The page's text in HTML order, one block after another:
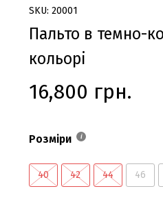
SKU: 20001
Пальто в темно-
кольорі
16,800 грн.
Розміри
40 42 44 46